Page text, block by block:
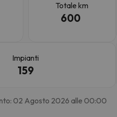
Totale km
600
Impianti
159
02 Agosto 2026 alle 00:00